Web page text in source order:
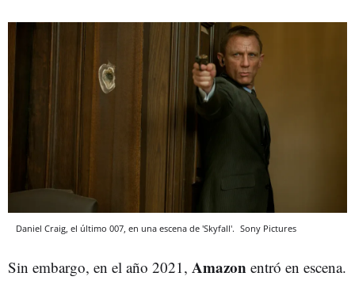
Daniel Craig, el último 007, en una escena de 'Skyfall'. Sony Pictures
Sin embargo, en el año 2021, Amazon entró en escena.